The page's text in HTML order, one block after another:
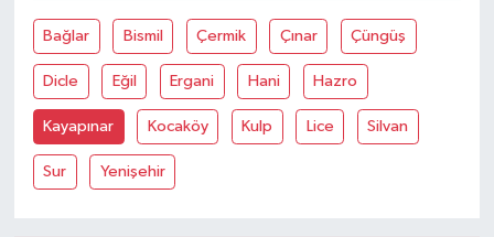
Bağlar Bismil Çermik Çınar Çüngüş
Dicle Eğil Ergani Hani Hazro
Kayapınar Kocaköy Kulp Lice Silvan
Sur Yenişehir